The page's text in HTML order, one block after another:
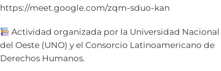
https://meet.google.com/zqm-sduo-kan
Actividad organizada por la Universidad Nacional
del Oeste (UNO) y el Consorcio Latinoamericano de
Derechos Humanos.